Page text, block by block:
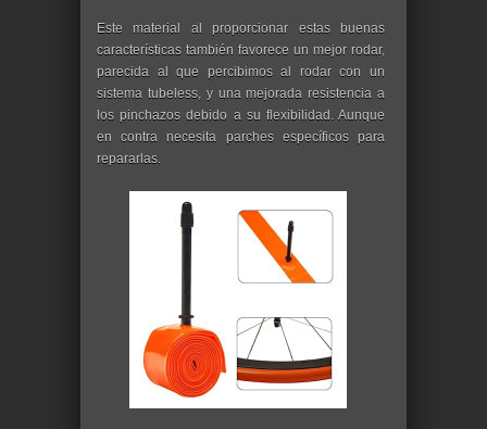
Este material al proporcionar estas buenas
características también favorece un mejor rodar,
parecida al que percibimos al rodar con un
sistema tubeless, y una mejorada resistencia a
los pinchazos debido a su flexibilidad. Aunque
en contra necesita parches específicos para
repararlas.